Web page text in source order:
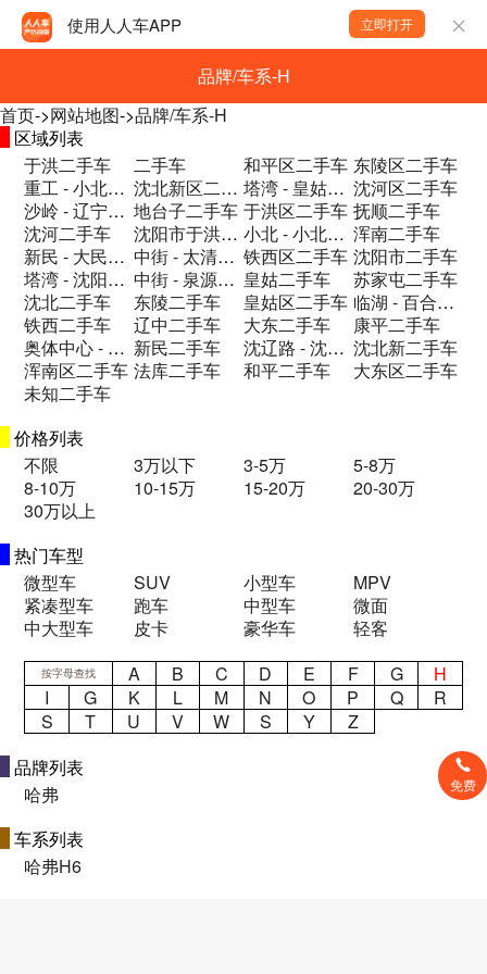
使用人人车APP 立即打开
品牌/车系-H
首页->网站地图->品牌/车系-H
区域列表
于洪二手车
二手车 和平区二手车 东陵区二手车
重工 - 小北一路普罗旺斯二手车
沈北新区二手车 塔湾 - 皇姑区二手车 沈河区二手车
沙岭 - 辽宁省沈阳市于洪区沙岭路72网二手车 地台子二手车 于洪区二手车 抚顺二手车
沈河二手车
沈阳市于洪区西江北街197号二手车 小北 - 小北.关街二手车 浑南二手车
新民 - 大民屯二手车
中街 - 太清宫附近二手车 铁西区二手车 沈阳市二手车
塔湾 - 沈阳市于洪区轩翼车业二手车
中街 - 泉源一路二手车 皇姑二手车
苏家屯二手车
沈北二手车
东陵二手车 皇姑区二手车
临湖 - 百合一街17号楼二手车
铁西二手车
辽中二手车 大东二手车
康平二手车
奥体中心 - 浑南区沈阳市二手车 新民二手车 沈辽路 - 沈阳市铁西区S102六号街与二手车 沈北新二手车
浑南区二手车 法库二手车 和平二手车
大东区二手车
未知二手车
价格列表
不限
3万以下 3-5万
5-8万
8-10万
10-15万 15-20万
20-30万
30万以上
热门车型
微型车
SUV 小型车
MPV
紧凑型车
跑车 中型车
微面
中大型车
皮卡 豪华车 轻客
按字母查找 A B C D E F G
H
I
G K L M N O P Q
R
S
T U V W S Y
Z
品牌列表
哈弗
车系列表
哈弗H6
免费